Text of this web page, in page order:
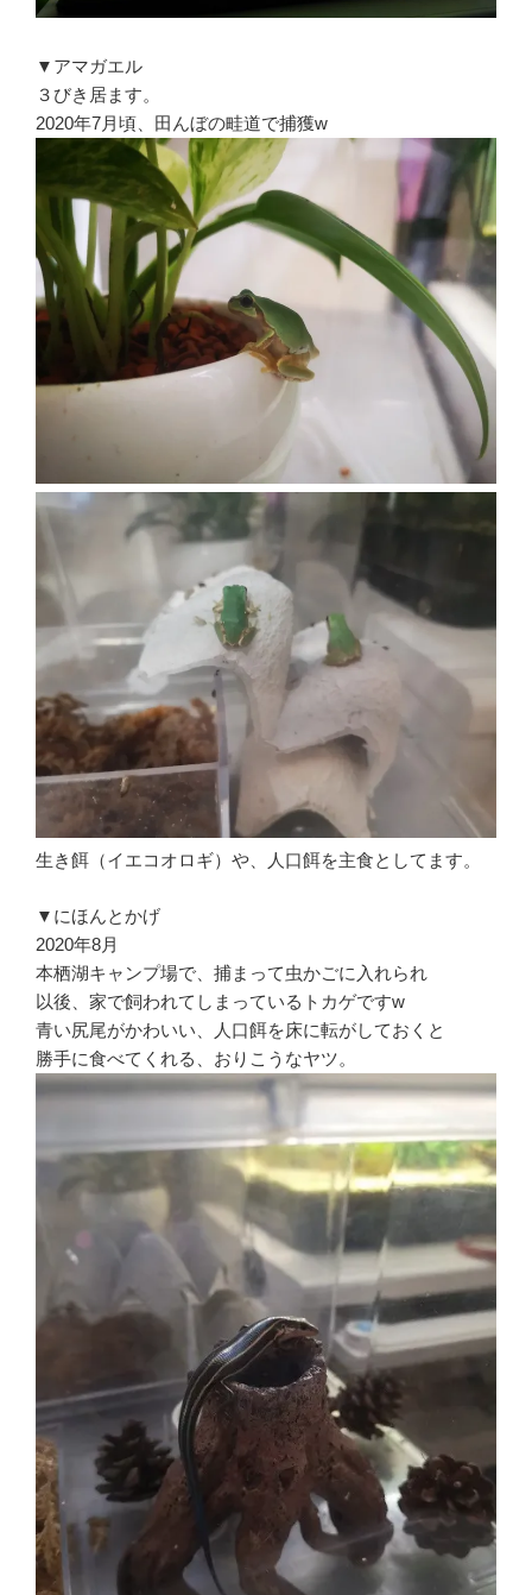
▼アマガエル
３びき居ます。
2020年7月頃、田んぼの畦道で捕獲w
生き餌（イエコオロギ）や、人口餌を主食としてます。
▼にほんとかげ
2020年8月
本栖湖キャンプ場で、捕まって虫かごに入れられ
以後、家で飼われてしまっているトカゲですw
青い尻尾がかわいい、人口餌を床に転がしておくと
勝手に食べてくれる、おりこうなヤツ。